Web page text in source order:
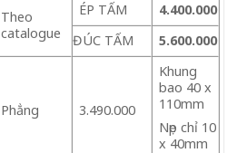
Theo
catalogue
ÉP TẤM
4.400.000
ĐÚC TẤM
5.600.000
Phẳng 3.490.000
Khung
bao 40 x
110mm
Nẹp chỉ 10
x 40mm